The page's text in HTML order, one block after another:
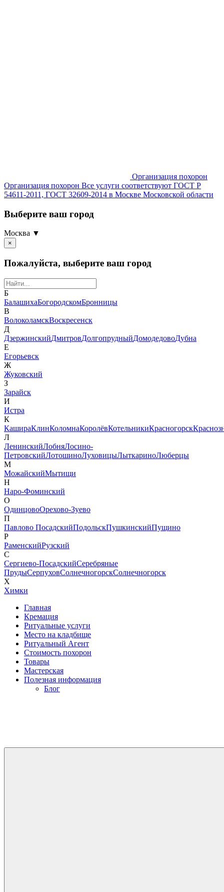
Организация похорон
Организация похорон Все услуги соответствуют ГОСТ Р
54611-2011, ГОСТ 32609-2014 в Москве Московской области
Выберите ваш город
Москва ▼
×
Пожалуйста, выберите ваш город
Б
БалашихаБогородскомБронницы
В
ВолоколамскВоскресенск
Д
ДзержинскийДмитровДолгопрудныйДомодедовоДубна
Е
Егорьевск
Ж
Жуковский
З
Зарайск
И
Истра
К
КашираКлинКоломнаКоролёвКотельникиКрасногорск
Л
ЛенинскийЛобняЛосино-
ПетровскийЛотошиноЛуховицыЛыткариноЛюберцы
М
МожайскийМытищи
Н
Наро-Фоминский
О
ОдинцовоОрехово-Зуево
П
Павлово ПосадскийПодольскПушкинскийПущино
Р
РаменскийРузский
С
Сергиево-ПосадскийСеребряные
ПрудыСерпуховСолнечногорскСолнечногорск
Х
Химки
Главная
Кремация
Ритуальные услуги
Место на кладбище
Ритуальный Агент
Стоимость похорон
Товары
Мастерская
Полезная информация
Блог